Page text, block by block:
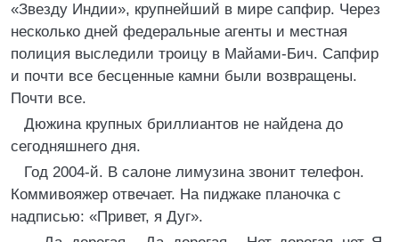
«Звезду Индии», крупнейший в мире сапфир. Через
несколько дней федеральные агенты и местная
полиция выследили троицу в Майами-Бич. Сапфир
и почти все бесценные камни были возвращены.
Почти все.
Дюжина крупных бриллиантов не найдена до
сегодняшнего дня.
Год 2004-й. В салоне лимузина звонит телефон.
Коммивояжер отвечает. На пиджаке планочка с
надписью: «Привет, я Дуг».